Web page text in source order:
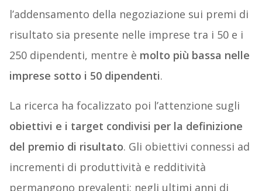
l’addensamento della negoziazione sui premi di
risultato sia presente nelle imprese tra i 50 e i
250 dipendenti, mentre è molto più bassa nelle
imprese sotto i 50 dipendenti.
La ricerca ha focalizzato poi l’attenzione sugli
obiettivi e i target condivisi per la definizione
del premio di risultato. Gli obiettivi connessi ad
incrementi di produttività e redditività
permangono prevalenti: negli ultimi anni di